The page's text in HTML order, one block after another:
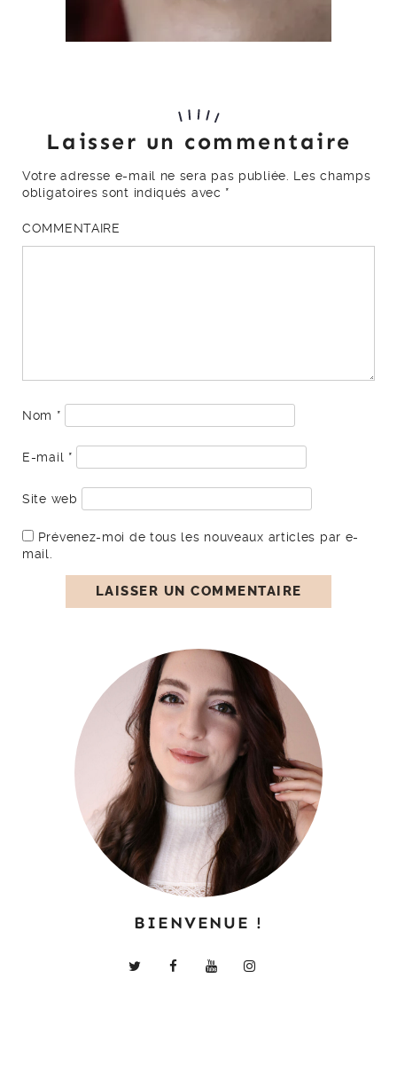
Laisser un commentaire
Votre adresse e-mail ne sera pas publiée.
Les champs
obligatoires sont indiqués avec *
COMMENTAIRE
Nom *
E-mail *
Site web
Prévenez-moi de tous les nouveaux articles par e-
mail.
BIENVENUE !